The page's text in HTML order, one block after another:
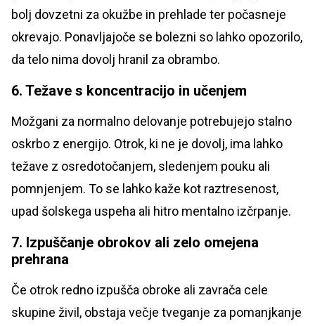
bolj dovzetni za okužbe in prehlade ter počasneje
okrevajo. Ponavljajoče se bolezni so lahko opozorilo,
da telo nima dovolj hranil za obrambo.
6. Težave s koncentracijo in učenjem
Možgani za normalno delovanje potrebujejo stalno
oskrbo z energijo. Otrok, ki ne je dovolj, ima lahko
težave z osredotočanjem, sledenjem pouku ali
pomnjenjem. To se lahko kaže kot raztresenost,
upad šolskega uspeha ali hitro mentalno izčrpanje.
7. Izpuščanje obrokov ali zelo omejena
prehrana
Če otrok redno izpušča obroke ali zavrača cele
skupine živil, obstaja večje tveganje za pomanjkanje